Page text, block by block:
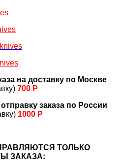
на доставку по Москве
700 Р
заказа по России
1000 Р
ТОЛЬКО
ЗАКАЗА: